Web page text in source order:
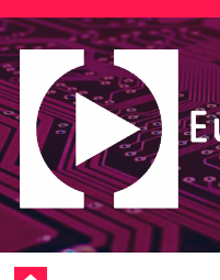
Saltar
al
contenido